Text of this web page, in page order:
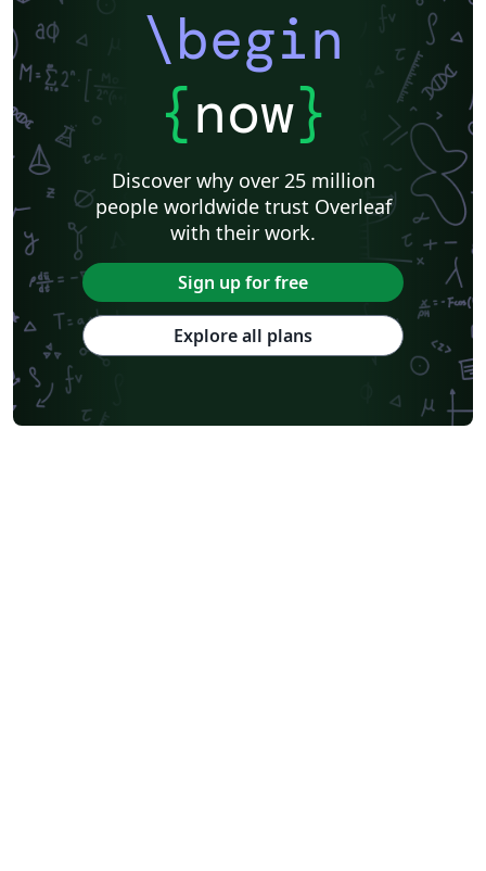
\begin
{now}
Discover why over 25 million
people worldwide trust Overleaf
with their work.
Sign up for free
Explore all plans